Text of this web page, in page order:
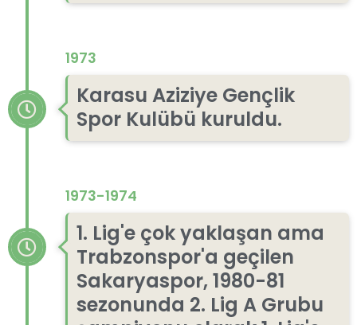
1973
Karasu Aziziye Gençlik
Spor Kulübü kuruldu.
1973-1974
1. Lig'e çok yaklaşan ama
Trabzonspor'a geçilen
Sakaryaspor, 1980-81
sezonunda 2. Lig A Grubu